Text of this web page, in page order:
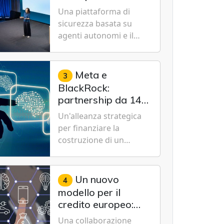
Cybersecurity.
nuovo modello IA
specializzato per la
cybersecurity
Una piattaforma di
sicurezza basata su
agenti autonomi e il
Cyber-1-Flash per
consentire alle
organizzazioni di
passare da una difesa
reattiva a una strategia
di gestione continua del
rischio.
3 Meta e
BlackRock:
partnership da 14
miliardi di dollari
per un data center
da record in Texas
Un'alleanza strategica
per finanziare la
costruzione di un
1 gigawatt a El Paso,
volto a sostenere le
future ambizioni di
superintelligenza e
intelligenza artificiale
4 Un nuovo
modello per il
credito europeo:
UniCredit,
Una collaborazione